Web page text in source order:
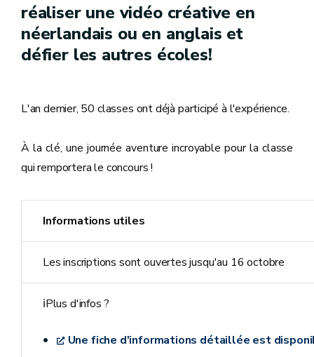
réaliser une vidéo créative en
néerlandais ou en anglais et
défier les autres écoles!
L'an dernier, 50 classes ont déjà participé à l'expérience.
À la clé, une journée aventure incroyable pour la classe
qui remportera le concours !
Informations utiles
Les inscriptions sont ouvertes jusqu'au 16 octobre
ℹPlus d'infos ?
Une fiche d'informations détaillée est